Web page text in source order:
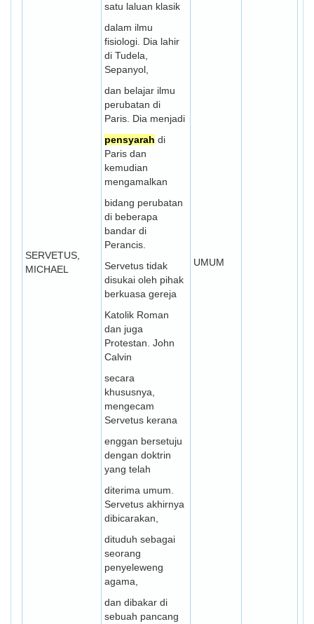
SERVETUS,
MICHAEL
satu laluan klasik
dalam ilmu
fisiologi. Dia lahir
di Tudela,
Sepanyol,
dan belajar ilmu
perubatan di
Paris. Dia menjadi
pensyarah di
Paris dan
kemudian
mengamalkan
bidang perubatan
di beberapa
bandar di
Perancis.
Servetus tidak
disukai oleh pihak
berkuasa gereja
Katolik Roman
dan juga
Protestan. John
Calvin
secara
khususnya,
mengecam
Servetus kerana
enggan bersetuju
dengan doktrin
yang telah
diterima umum.
Servetus akhirnya
dibicarakan,
dituduh sebagai
seorang
penyeleweng
agama,
dan dibakar di
sebuah pancang
UMUM